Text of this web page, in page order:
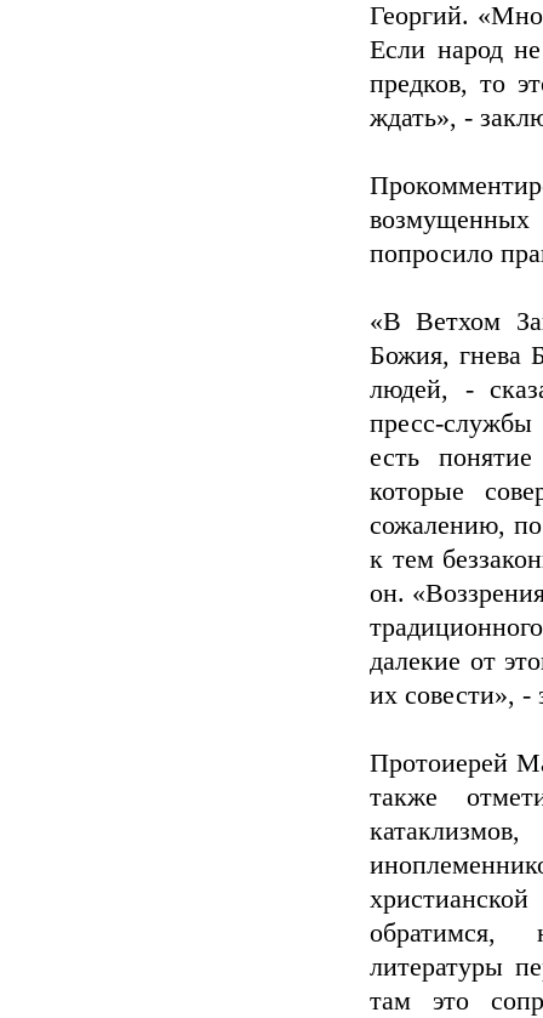
Георгий.
Если народ
предков, то
ждать», -
возмущенных
попросило
«В Ветхом
Божия, гнева
людей, -
пресс-
есть
которые
сожалению,
к тем
он.
далекие от
их совести»,
Протоиерей
также
обратимся,
литературы
там это